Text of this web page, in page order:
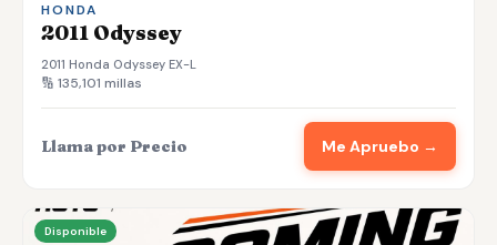
HONDA
2011 Odyssey
2011 Honda Odyssey EX-L
🔢 135,101 millas
Llama por Precio Me Apruebo →
Disponible